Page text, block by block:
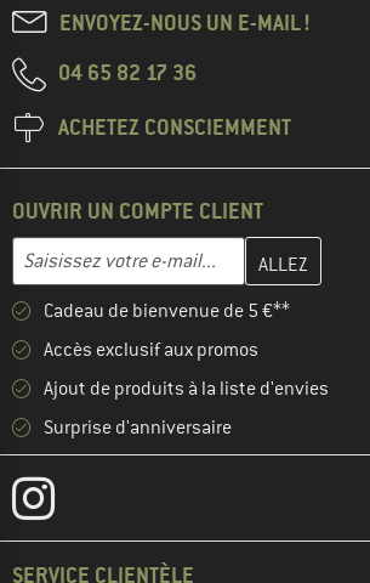
ENVOYEZ-NOUS UN E-MAIL !
04 65 82 17 36
ACHETEZ CONSCIEMMENT
OUVRIR UN COMPTE CLIENT
Adresse e-mail
Entrez votre adresse e-mail ici et créez
Cadeau de bienvenue de 5 €**
Accès exclusif aux promos
Ajout de produits à la liste d'envies
Surprise d'anniversaire
SERVICE CLIENTÈLE